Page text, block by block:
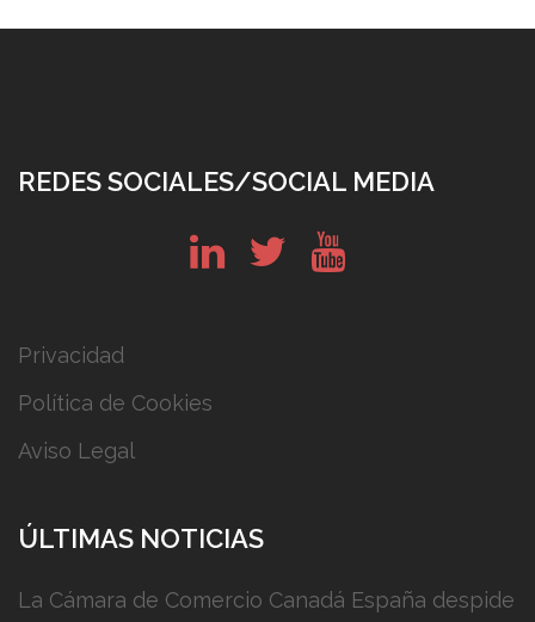
REDES SOCIALES/SOCIAL MEDIA
Privacidad
Política de Cookies
Aviso Legal
ÚLTIMAS NOTICIAS
La Cámara de Comercio Canadá España despide